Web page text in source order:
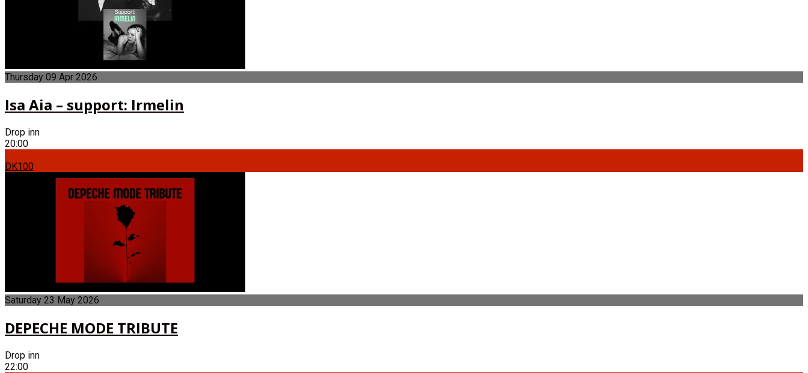
Thursday 09 Apr 2026
Isa Aia – support: Irmelin
Drop inn
20:00
DK100
Saturday 23 May 2026
DEPECHE MODE TRIBUTE
Drop inn
22:00